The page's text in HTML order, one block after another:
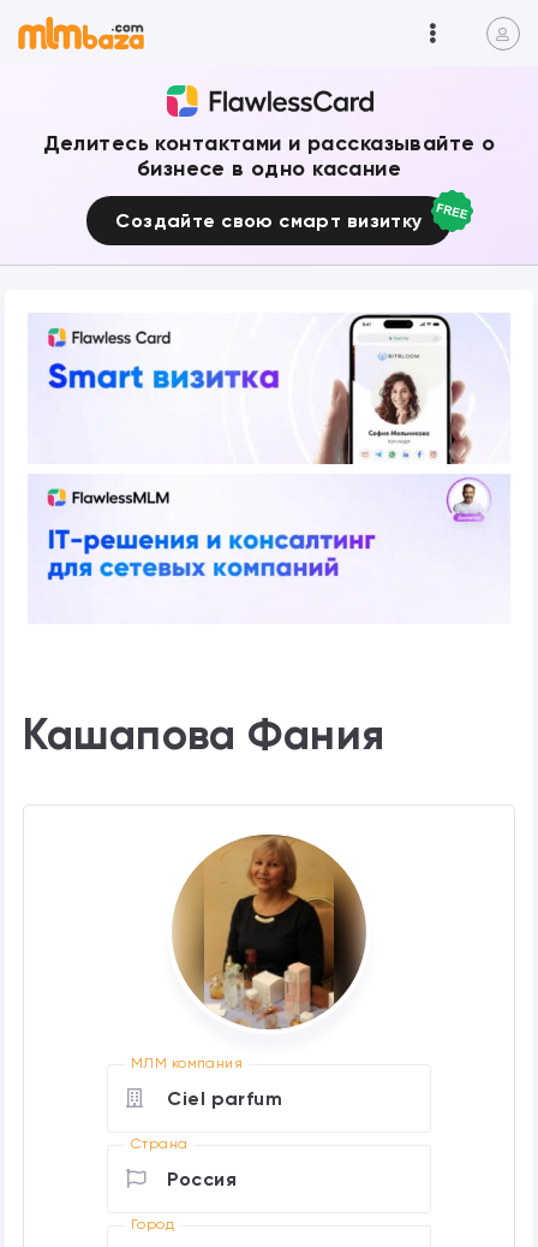
Делитесь контактами и рассказывайте о
бизнесе в одно касание
Создайте свою смарт визитку
Кашапова Фания
МЛМ компания
Ciel parfum
Страна
Россия
Город